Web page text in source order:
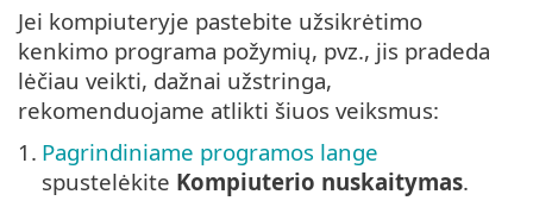
Jei kompiuteryje pastebite užsikrėtimo
kenkimo programa požymių, pvz., jis pradeda
lėčiau veikti, dažnai užstringa,
rekomenduojame atlikti šiuos veiksmus:
1. Pagrindiniame programos lange
spustelėkite Kompiuterio nuskaitymas.